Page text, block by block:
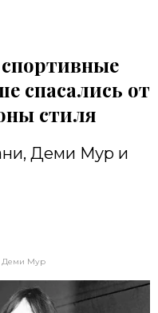
спасались от
стиля
Деми Мур и
Деми Мур